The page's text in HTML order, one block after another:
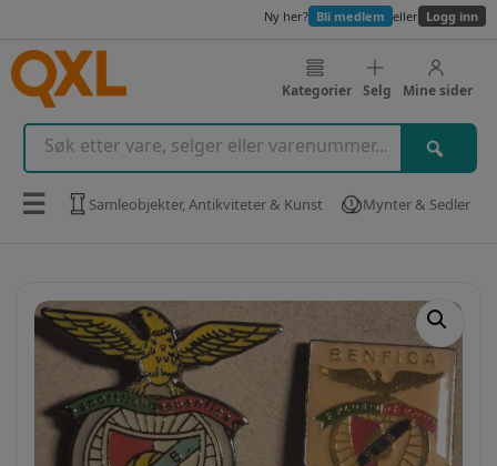
Ny her? Bli medlem eller Logg inn
Kategorier Selg Mine sider
☰ Samleobjekter, Antikviteter & Kunst Mynter & Sedler